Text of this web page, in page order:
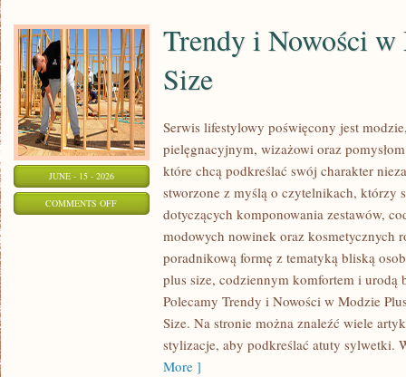
JUNE - 15 - 2026
COMMENTS OFFON
Trendy i Nowości w
Size
Serwis lifestylowy poświęcony jest
pielęgnacyjnym, wizażowi oraz
które chcą podkreślać swój charakter
stworzone z myślą o czytelnikach, którzy
dotyczących komponowania zestawów,
modowych nowinek oraz kosmetycznych
poradnikową formę z tematyką bliską
plus size, codziennym komfortem i urodą
Polecamy Trendy i Nowości w Modzie
Size. Na stronie można znaleźć wiele
stylizacje, aby podkreślać atuty sylwetki.
More ]